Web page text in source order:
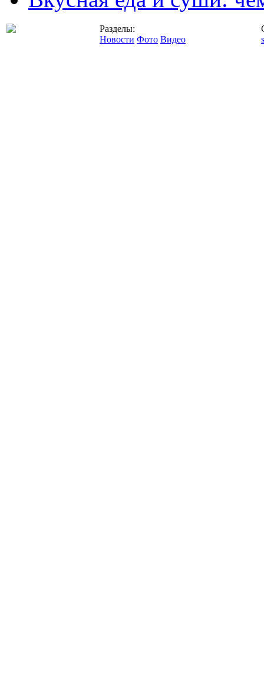
Разделы:
Новости Фото Видео